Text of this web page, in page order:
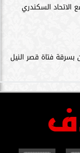
الاتحاد السكندري
بسرقة فتاة قصر النيل